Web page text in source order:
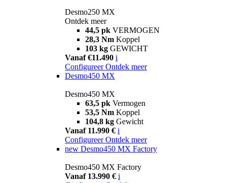
Desmo250 MX
Ontdek meer
44,5 pk VERMOGEN
28,3 Nm Koppel
103 kg GEWICHT
Vanaf €11.490 i
Configureer Ontdek meer
Desmo450 MX
Desmo450 MX
63,5 pk Vermogen
53,5 Nm Koppel
104,8 kg Gewicht
Vanaf 11.990 € i
Configureer Ontdek meer
new Desmo450 MX Factory
Desmo450 MX Factory
Vanaf 13.990 € i